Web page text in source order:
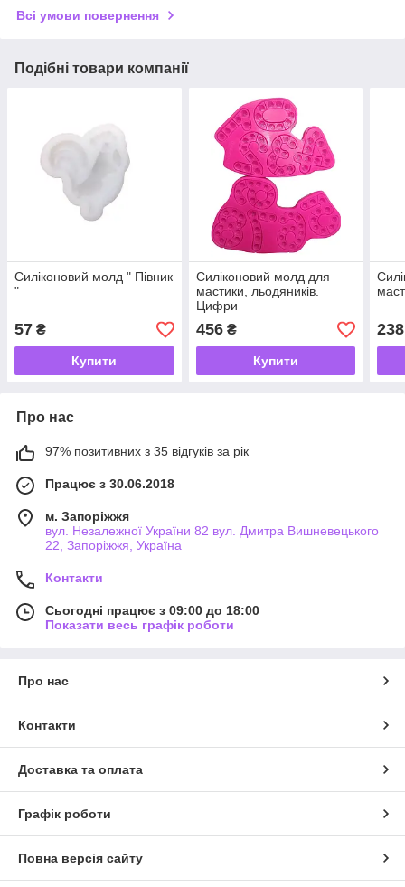
Всі умови повернення
Подібні товари компанії
Силіконовий молд " Півник
"
57 ₴
Купити
Силіконовий молд для
мастики, льодяників.
Цифри
456₴
Купити
238
Про нас
97% позитивних з 35 відгуків за рік
Працює з 30.06.2018
м. Запоріжжя
вул. Незалежної України 82 вул. Дмитра Вишневецького
22, Запоріжжя, Україна
Контакти
Сьогодні працює з 09:00 до 18:00
Показати весь графік роботи
Про нас
Контакти
Доставка та оплата
Графік роботи
Повна версія сайту